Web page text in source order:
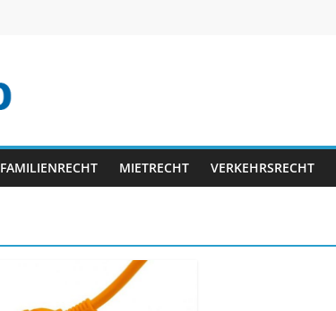
FAMILIENRECHT MIETRECHT VERKEHRSRECHT